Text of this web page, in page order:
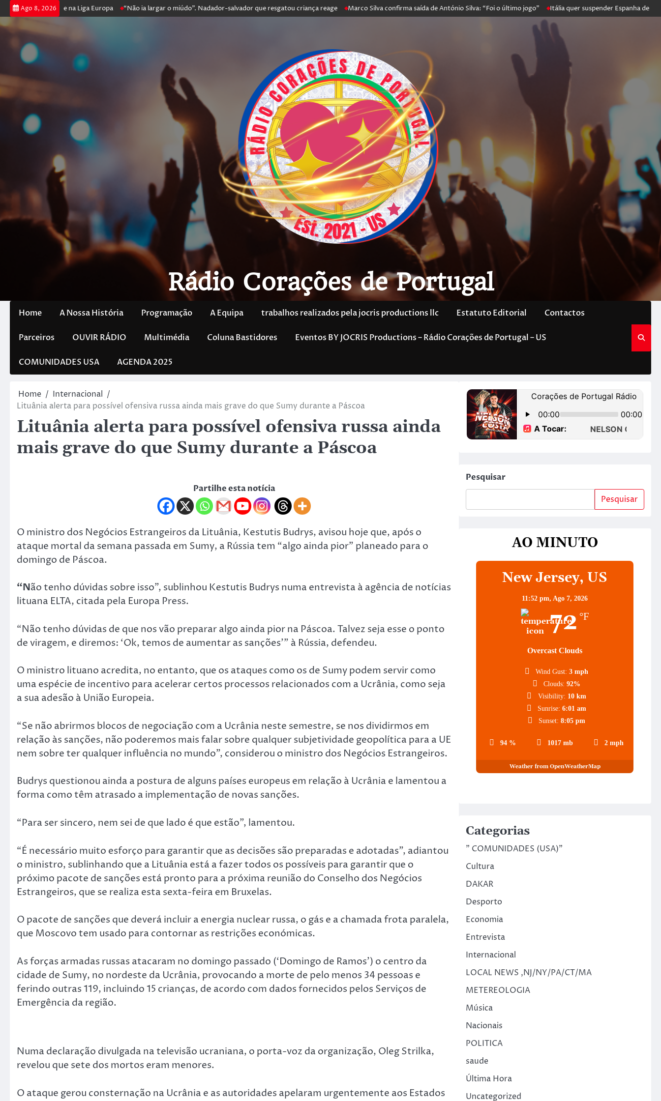
Ago 8, 2026
e prossegue na Liga Europa “Não ia largar o miúdo”. Nadador-salvador que resgatou criança reage Marco Silva confirma saída de António Silva: “Foi o último jogo” Itália quer suspender Espanha de
Rádio Corações de Portugal
Home A Nossa História Programação A Equipa trabalhos realizados pela jocris productions llc Estatuto Editorial Contactos
Parceiros OUVIR RÁDIO Multimédia Coluna Bastidores Eventos BY JOCRIS Productions – Rádio Corações de Portugal – US
COMUNIDADES USA AGENDA 2025
Home
Internacional
Lituânia alerta para possível ofensiva russa ainda mais grave do que Sumy durante a Páscoa
Lituânia alerta para possível ofensiva russa ainda
mais grave do que Sumy durante a Páscoa
Partilhe esta notícia
O ministro dos Negócios Estrangeiros da Lituânia, Kestutis Budrys, avisou hoje que, após o
ataque mortal da semana passada em Sumy, a Rússia tem “algo ainda pior” planeado para o
domingo de Páscoa.
“Não tenho dúvidas sobre isso”, sublinhou Kestutis Budrys numa entrevista à agência de notícias
lituana ELTA, citada pela Europa Press.
“Não tenho dúvidas de que nos vão preparar algo ainda pior na Páscoa. Talvez seja esse o ponto
de viragem, e diremos: ‘Ok, temos de aumentar as sanções'” à Rússia, defendeu.
O ministro lituano acredita, no entanto, que os ataques como os de Sumy podem servir como
uma espécie de incentivo para acelerar certos processos relacionados com a Ucrânia, como seja
a sua adesão à União Europeia.
“Se não abrirmos blocos de negociação com a Ucrânia neste semestre, se nos dividirmos em
relação às sanções, não poderemos mais falar sobre qualquer subjetividade geopolítica para a UE
nem sobre ter qualquer influência no mundo”, considerou o ministro dos Negócios Estrangeiros.
Budrys questionou ainda a postura de alguns países europeus em relação à Ucrânia e lamentou a
forma como têm atrasado a implementação de novas sanções.
“Para ser sincero, nem sei de que lado é que estão”, lamentou.
“É necessário muito esforço para garantir que as decisões são preparadas e adotadas”, adiantou
o ministro, sublinhando que a Lituânia está a fazer todos os possíveis para garantir que o
próximo pacote de sanções está pronto para a próxima reunião do Conselho dos Negócios
Estrangeiros, que se realiza esta sexta-feira em Bruxelas.
O pacote de sanções que deverá incluir a energia nuclear russa, o gás e a chamada frota paralela,
que Moscovo tem usado para contornar as restrições económicas.
As forças armadas russas atacaram no domingo passado (‘Domingo de Ramos’) o centro da
cidade de Sumy, no nordeste da Ucrânia, provocando a morte de pelo menos 34 pessoas e
ferindo outras 119, incluindo 15 crianças, de acordo com dados fornecidos pelos Serviços de
Emergência da região.
Numa declaração divulgada na televisão ucraniana, o porta-voz da organização, Oleg Strilka,
revelou que sete dos mortos eram menores.
O ataque gerou consternação na Ucrânia e as autoridades apelaram urgentemente aos Estados
Pesquisar
Pesquisar
AO MINUTO
New Jersey, US
11:52 pm,Ago 7, 2026
72 °F
Overcast Clouds
94 % 1017 mb 2 mph
Wind Gust: 3 mph
Clouds: 92%
Visibility: 10 km
Sunrise: 6:01 am
Sunset: 8:05 pm
Weather from OpenWeatherMap
Categorias
" COMUNIDADES (USA)"
Cultura
DAKAR
Desporto
Economia
Entrevista
Internacional
LOCAL NEWS ,NJ/NY/PA/CT/MA
METEREOLOGIA
Música
Nacionais
POLITICA
saude
Última Hora
Uncategorized